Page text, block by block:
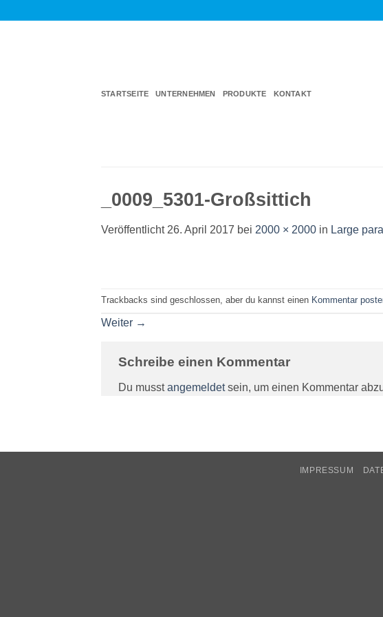
STARTSEITE UNTERNEHMEN PRODUKTE KONTAKT
_0009_5301-Großsittich
Veröffentlicht 26. April 2017 bei 2000 × 2000 in Large
Trackbacks sind geschlossen, aber du kannst einen Kommentar
Weiter →
Schreibe einen Kommentar
Du musstangemeldetsein, um einen Kommentar
IMPRESSUM